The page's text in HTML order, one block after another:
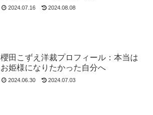
2024.07.16 2024.08.08
櫻田こずえ洋裁プロフィール：本当は
お姫様になりたかった自分へ
2024.06.30 2024.07.03